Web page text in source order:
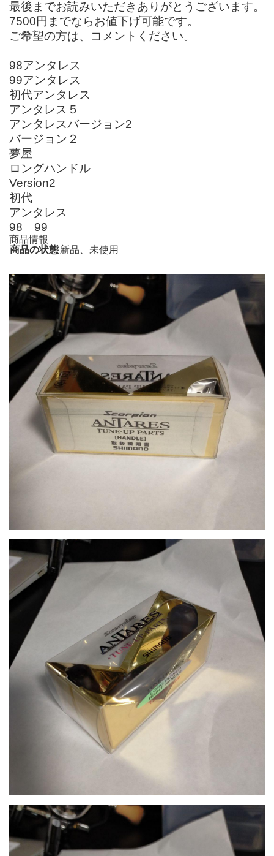
最後までお読みいただきありがとうございます。
7500円までならお値下げ可能です。
ご希望の方は、コメントください。
98アンタレス
99アンタレス
初代アンタレス
アンタレス５
アンタレスバージョン2
バージョン２
夢屋
ロングハンドル
Version2
初代
アンタレス
98 99
商品情報
商品の状態新品、未使用